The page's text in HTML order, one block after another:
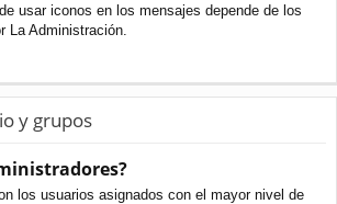
usar iconos en los mensajes depende de los
La Administración.
y grupos
los usuarios asignados con el mayor nivel de